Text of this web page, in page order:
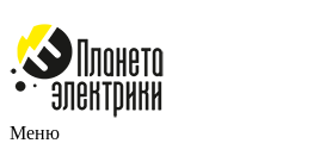
Меню